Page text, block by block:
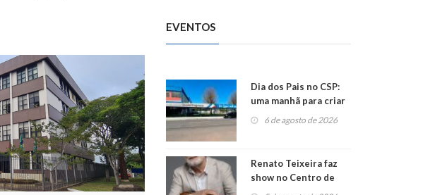
EVENTOS
Dia dos Pais no CSP:
uma manhã para criar
memórias
6 de agosto de 2026
Renato Teixeira faz
show no Centro de
Cultura de São